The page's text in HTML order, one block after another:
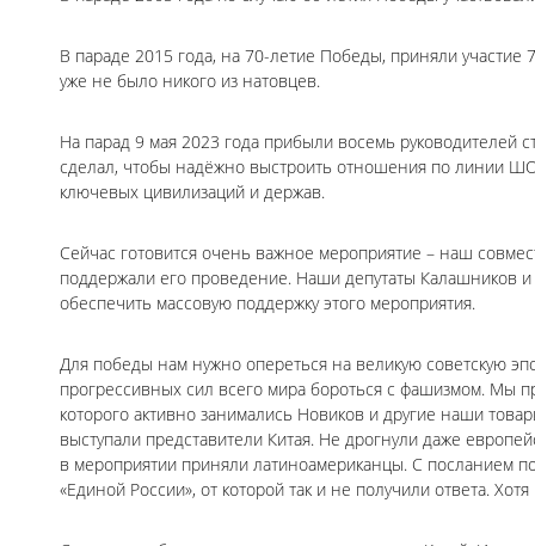
В параде 2015 года, на 70-летие Победы, приняли
уже не было никого из натовцев.
На парад 9 мая 2023 года прибыли восемь руководителей
сделал, чтобы надёжно выстроить отношения по линии
ключевых цивилизаций и держав.
Сейчас готовится очень важное мероприятие – наш
поддержали его проведение. Наши депутаты Калашников
обеспечить массовую поддержку этого мероприятия.
Для победы нам нужно опереться на великую советскую
прогрессивных сил всего мира бороться с фашизмом. Мы
которого активно занимались Новиков и другие наши
выступали представители Китая. Не дрогнули даже
в мероприятии приняли латиноамериканцы. С посланием
«Единой России», от которой так и не получили ответа.